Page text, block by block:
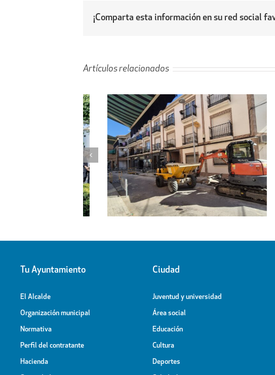
¡Comparta esta información en su red social
Artículos relacionados
Obras de ampliación del
Cementerio-Tanatorio Municipal
Tu Ayuntamiento
El Alcalde
Organización municipal
Normativa
Perfil del contratante
Hacienda
Ciudad
Juventud y universidad
Área social
Educación
Cultura
Deportes